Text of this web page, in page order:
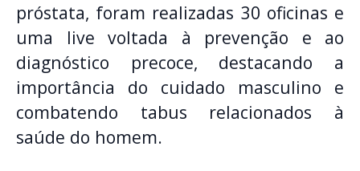
próstata, foram realizadas 30 oficinas e
uma live voltada à prevenção e ao
diagnóstico precoce, destacando a
importância do cuidado masculino e
combatendo tabus relacionados à
saúde do homem.